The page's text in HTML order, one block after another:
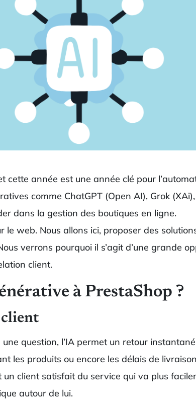
cette année est une année clé pour
comme ChatGPT (Open AI), Grok
dans la gestion des boutiques en ligne.
web. Nous allons ici, proposer des
verrons pourquoi il s’agit d’une grande
client.
à PrestaShop ?
client
question, l’IA permet un retour
les produits ou encore les délais de
client satisfait du service qui va plus
autour de lui.